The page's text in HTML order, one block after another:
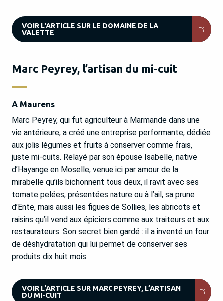
VOIR L'ARTICLE SUR LE DOMAINE DE LA
VALETTE
Marc Peyrey, l’artisan du mi-cuit
A Maurens
Marc Peyrey, qui fut agriculteur à Marmande dans une
vie antérieure, a créé une entreprise performante, dédiée
aux jolis légumes et fruits à conserver comme frais,
juste mi-cuits. Relayé par son épouse Isabelle, native
d’Hayange en Moselle, venue ici par amour de la
mirabelle qu’ils bichonnent tous deux, il ravit avec ses
tomate pelées, présentées nature ou à l’ail, sa prune
d’Ente, mais aussi les figues de Sollies, les abricots et
raisins qu’il vend aux épiciers comme aux traiteurs et aux
restaurateurs. Son secret bien gardé : il a inventé un four
de déshydratation qui lui permet de conserver ses
produits dix huit mois.
VOIR L'ARTICLE SUR MARC PEYREY, L’ARTISAN
DU MI-CUIT